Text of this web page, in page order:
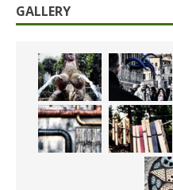
GALLERY